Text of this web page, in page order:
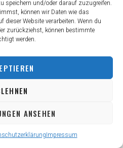
speichern und/oder darauf zuzugreifen.
können wir Daten wie das
dieser Website verarbeiten. Wenn du
zurückziehst, können bestimmte
werden.
ANSEHEN
Impressum
Einsteiger
des Schiedsrichters
Spielstände aller drei
laut aus – das hilft beim Merken
wiederholen lassen
für komplexe